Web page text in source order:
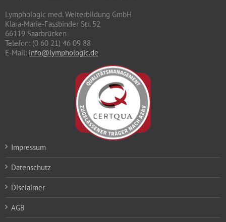
Lymphologic med. Weiterbildung GmbH
Klara-Marie-Fassbinder Str. 52
66119 Saarbrücken
Telefon: (0 60 21) 46 09 88
E-Mail: info@lymphologic.de
Impressum
Datenschutz
Disclaimer
AGB